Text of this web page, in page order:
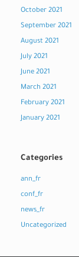
October 2021
September 2021
August 2021
July 2021
June 2021
March 2021
February 2021
January 2021
Categories
ann_fr
conf_fr
news_fr
Uncategorized